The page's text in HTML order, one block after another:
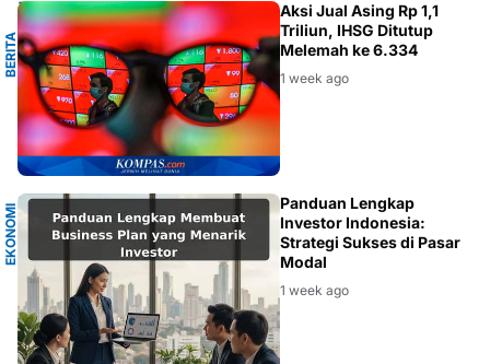
B
E
R
I
T
A
K
E
U
A
N
G
AN
Aksi Jual Asing Rp 1,1
Triliun, IHSG Ditutup
Melemah ke 6.334
1 week ago
E
K
O
N
O
M
I
I
N
D
O
N
E
S
IA
Panduan Lengkap
Investor Indonesia:
Strategi Sukses di Pasar
Modal
1 week ago